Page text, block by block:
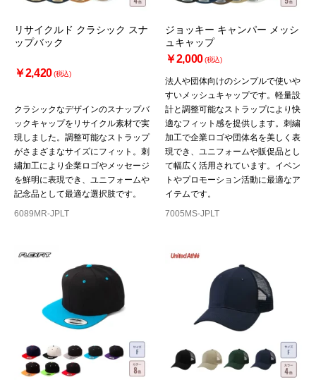
リサイクルド クラシック スナ
ップバック
￥2,420(税込)
クラシックなデザインのスナップバ
ックキャップをリサイクル素材で実
現しました。調整可能なストラップ
がさまざまなサイズにフィット。刺
繍加工により企業ロゴやメッセージ
を鮮明に表現でき、ユニフォームや
記念品として最適な選択肢です。
6089MR-JPLT
ジョッキー キャンパー メッシ
ュキャップ
￥2,000(税込)
法人や団体向けのシンプルで使いや
すいメッシュキャップです。軽量設
計と調整可能なストラップにより快
適なフィット感を提供します。刺繍
加工で企業ロゴや団体名を美しく表
現でき、ユニフォームや販促品とし
て幅広く活用されています。イベン
トやプロモーション活動に最適なア
イテムです。
7005MS-JPLT